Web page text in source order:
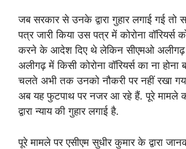
जब सरकार से उनके द्वारा गुहार लगाई गई तो
पत्र जारी किया उस पत्र में कोरोना वॉरियर्स
करने के आदेश दिए थे लेकिन सीएमओ
अलीगढ़ में किसी कोरोना वॉरियर्स का ना
चलते अभी तक उनको नौकरी पर नहीं रखा
अब यह फुटपाथ पर नजर आ रहे हैं. पूरे मामले
द्वारा न्याय की गुहार लगाई है.
पूरे मामले पर एसीएम सुधीर कुमार के द्वारा